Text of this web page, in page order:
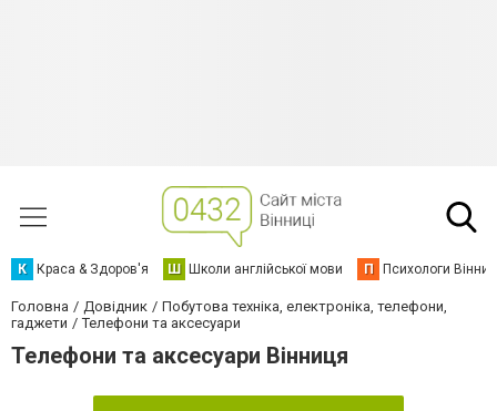
К Краса & Здоров'я Ш Школи англійської мови П Психологи
Головна Довідник
Побутова техніка, електроніка, телефони,
гаджети
Телефони та аксесуари
Телефони та аксесуари Вінниця